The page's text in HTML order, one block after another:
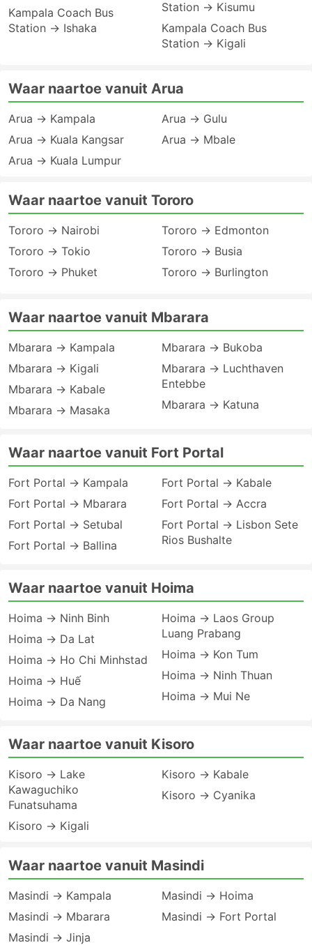
Kampala Coach Bus
Station → Ishaka
Station → Kisumu
Kampala Coach Bus
Station → Kigali
Waar naartoe vanuit Arua
Arua → Kampala
Arua → Kuala Kangsar
Arua → Kuala Lumpur
Arua → Gulu
Arua → Mbale
Waar naartoe vanuit Tororo
Tororo → Nairobi
Tororo → Tokio
Tororo → Phuket
Tororo → Edmonton
Tororo → Busia
Tororo → Burlington
Waar naartoe vanuit Mbarara
Mbarara → Kampala
Mbarara → Kigali
Mbarara → Kabale
Mbarara → Masaka
Mbarara → Bukoba
Mbarara → Luchthaven
Entebbe
Mbarara → Katuna
Waar naartoe vanuit Fort Portal
Fort Portal → Kampala
Fort Portal → Mbarara
Fort Portal → Setubal
Fort Portal → Ballina
Fort Portal → Kabale
Fort Portal → Accra
Fort Portal → Lisbon Sete
Rios Bushalte
Waar naartoe vanuit Hoima
Hoima → Ninh Binh
Hoima → Da Lat
Hoima → Ho Chi Minhstad
Hoima → Huế
Hoima → Da Nang
Hoima → Laos Group
Luang Prabang
Hoima → Kon Tum
Hoima → Ninh Thuan
Hoima → Mui Ne
Waar naartoe vanuit Kisoro
Kisoro → Lake
Kawaguchiko
Funatsuhama
Kisoro → Kigali
Kisoro → Kabale
Kisoro → Cyanika
Waar naartoe vanuit Masindi
Masindi → Kampala
Masindi → Mbarara
Masindi → Jinja
Masindi → Hoima
Masindi → Fort Portal